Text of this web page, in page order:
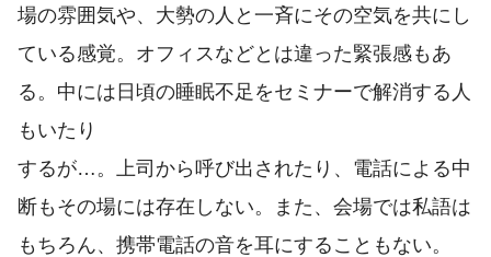
場の雰囲気や、大勢の人と一斉にその空気を共にし
ている感覚。オフィスなどとは違った緊張感もあ
る。中には日頃の睡眠不足をセミナーで解消する人
もいたり
するが…。上司から呼び出されたり、電話による中
断もその場には存在しない。また、会場では私語は
もちろん、携帯電話の音を耳にすることもない。